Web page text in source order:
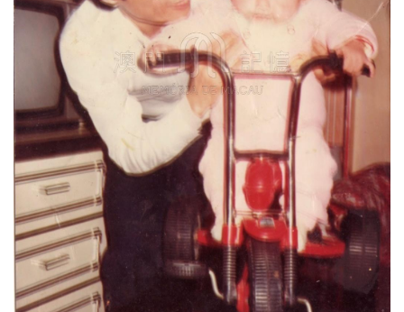
閣
巴
士
教
街
市